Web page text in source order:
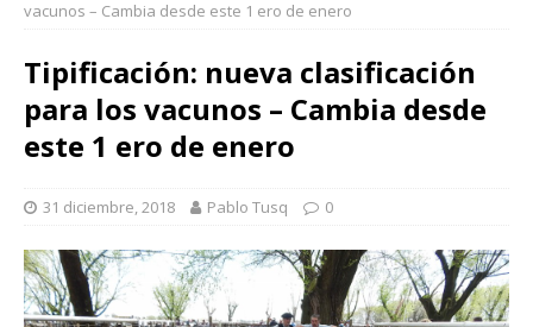
vacunos – Cambia desde este 1 ero de enero
Tipificación: nueva clasificación
para los vacunos – Cambia desde
este 1 ero de enero
31 diciembre, 2018 Pablo Tusq 0